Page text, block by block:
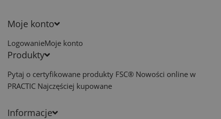
Moje konto
LogowanieMoje konto
Produkty
Pytaj o certyfikowane produkty FSC® Nowości online w
PRACTIC Najczęściej kupowane
Informacje